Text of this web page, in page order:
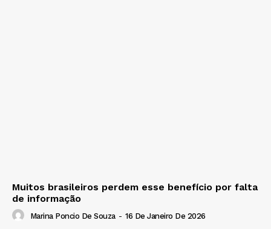
Muitos brasileiros perdem esse benefício por falta
de informação
Marina Poncio De Souza - 16 De Janeiro De 2026